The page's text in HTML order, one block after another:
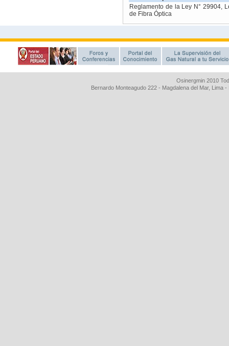
Osinergmin 2010
Bernardo Monteagudo 222 - Magdalena del Mar, Lima